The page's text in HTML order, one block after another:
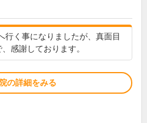
行く事になりましたが、真面目
感謝しております。
の詳細をみる